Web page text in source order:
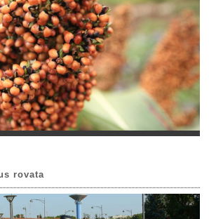
rovata